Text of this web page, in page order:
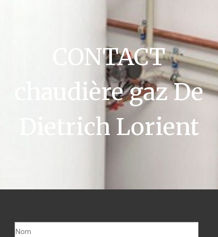
CONTACT
chaudière gaz De
Dietrich Lorient